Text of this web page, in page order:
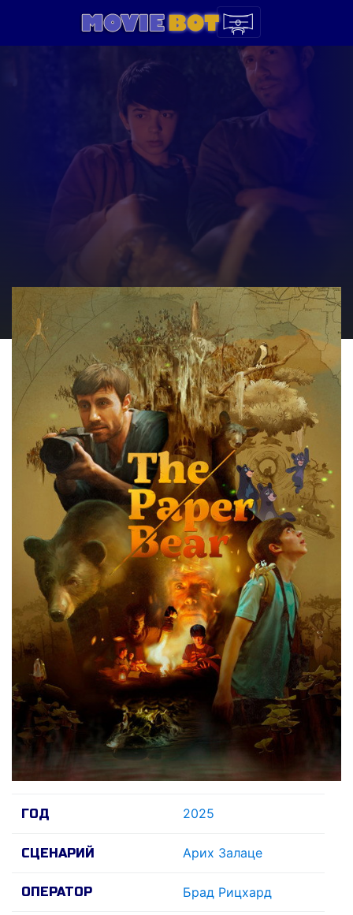
ГОД 2025
СЦЕНАРИЙ Ариx Залаце
ОПЕРАТОР Брад Рицхард